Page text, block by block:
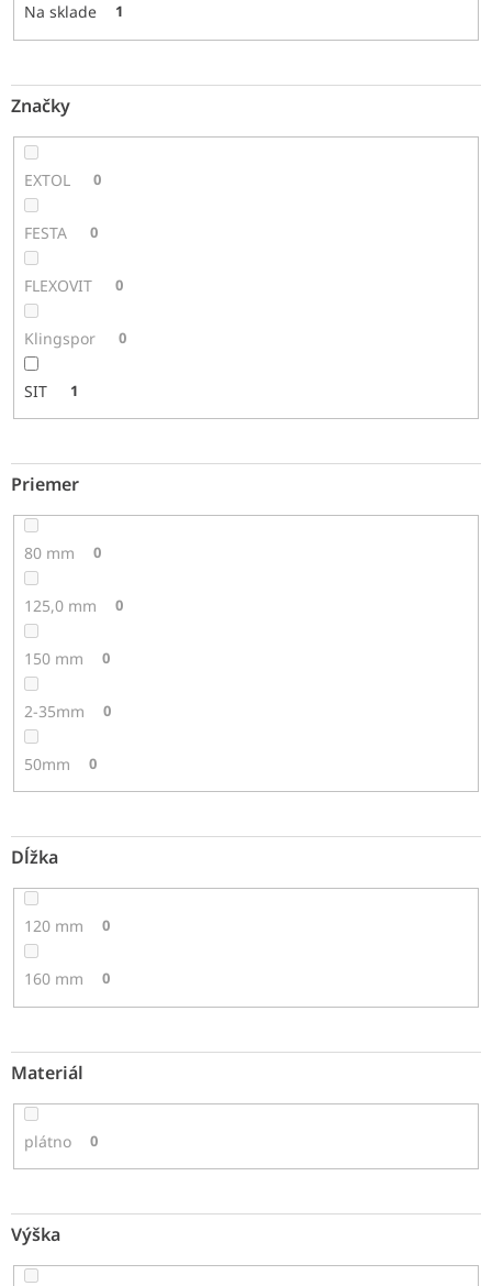
Na sklade 1
Značky
EXTOL 0
FESTA 0
FLEXOVIT 0
Klingspor 0
SIT 1
Priemer
80 mm 0
125,0 mm 0
150 mm 0
2-35mm 0
50mm 0
Dĺžka
120 mm 0
160 mm 0
Materiál
plátno 0
Výška